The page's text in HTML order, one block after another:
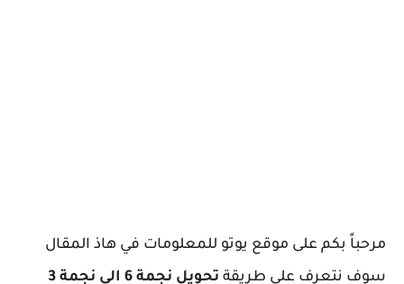
مرحباً بكم على موقع يوتو للمعلومات في هاذ المقال
سوف نتعرف على طريقة
تحويل نجمة 6 الى نجمة 3